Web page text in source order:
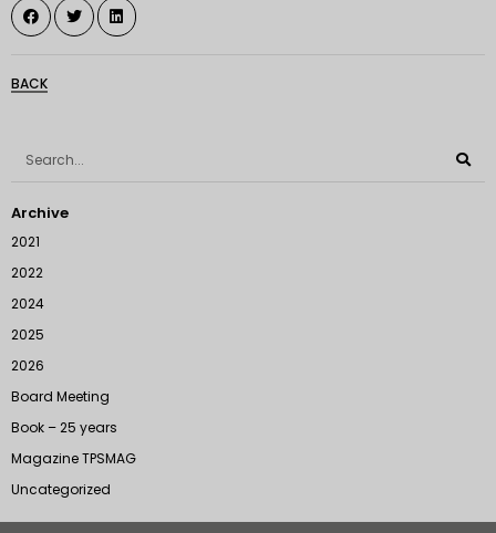
BACK
Archive
2021
2022
2024
2025
2026
Board Meeting
Book – 25 years
Magazine TPSMAG
Uncategorized